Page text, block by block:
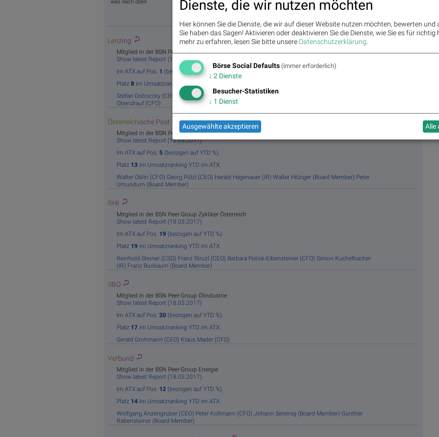
was nach oben
Lenzing
Mitglied in der BSN Peer-Group ATX
Show latest Report (18.03.2017)
Im ATX auf Pos. 1 (bezogen auf YTD %).
Platz 8im Umsatzranking YTD im ATX.
Stefan Doboczky (CEO) Stephanie Kniep (IR) Robert van de Kerkhof (Board Member)
Obendrauf (CFO)
Österreichische Post
Mitglied in der BSN Peer-Group Post
Show latest Report (18.03.2017)
Im ATX auf Pos. 5(bezogen auf YTD %).
Platz 13im Umsatzranking YTD im ATX.
Walter Oblin (CFO) Georg Pölzl (CEO) Harald Hagenauer (IR) Walter Hitziger (Board Member) Peter
Umundum (Board Member)
RHI
Mitglied in der BSN Peer-Group Zykliker Österreich
Show latest Report (18.03.2017)
Im ATX auf Pos. 19(bezogen auf YTD %).
Platz 19im Umsatzranking YTD im ATX.
Reinhold Steiner (CSO) Franz Struzl (CEO) Barbara Potisk-Eibensteiner (CFO) Simon Kuchelbacher
(IR) Franz Buxbaum (Board Member)
SBO
Mitglied in der BSN Peer-Group Ölindustrie
Show latest Report (18.03.2017)
Im ATX auf Pos. 20(bezogen auf YTD %).
Platz 17im Umsatzranking YTD im ATX.
Gerald Grohmann (CEO) Klaus Mader (CFO)
Verbund
Mitglied in der BSN Peer-Group Energie
Show latest Report (18.03.2017)
Im ATX auf Pos. 12(bezogen auf YTD %).
Platz 14im Umsatzranking YTD im ATX.
Wolfgang Anzengruber (CEO) Peter Kollmann (CFO) Johann Sereinig (Board Member) Günther
Rabensteiner (Board Member)
Dienste, die wir nutzen möchten
Hier können Sie die Dienste, die wir auf dieser Website nutzen möchten, bewerten und
Sie haben das Sagen! Aktivieren oder deaktivieren Sie die Dienste, wie Sie es für richtig
mehr zu erfahren, lesen Sie bitte unsere Datenschutzerklärung
Börse Social Defaults (immer erforderlich)
↓ 2 Dienste
Besucher-Statistiken
↓ 1 Dienst
Ausgewählte akzeptieren Alle